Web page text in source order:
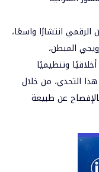
انتشارًا واسعًا،
المبطن،
وتنظيميًا
التحدي، من خلال
عن طبيعة